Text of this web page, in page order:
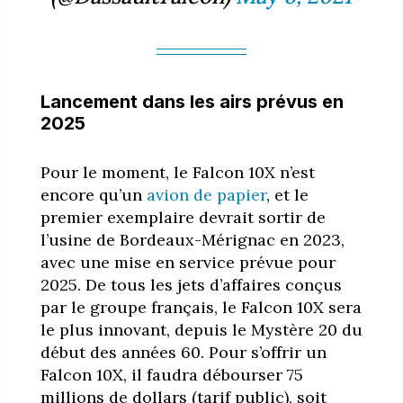
Lancement dans les airs prévus en
2025
Pour le moment, le Falcon 10X n’est
encore qu’unavion de papier, et le
premier exemplaire devrait sortir de
l’usine de Bordeaux-Mérignac en 2023,
avec une mise en service prévue pour
2025. De tous les jets d’affaires conçus
par le groupe français, le Falcon 10X sera
le plus innovant, depuis le Mystère 20 du
début des années 60. Pour s’offrir un
Falcon 10X, il faudra débourser 75
millions de dollars (tarif public), soit